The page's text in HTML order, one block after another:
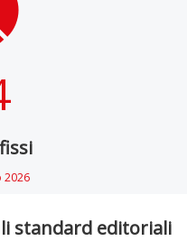
2026
standard editoriali